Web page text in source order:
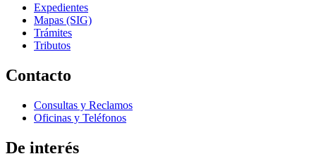
Expedientes
Mapas (SIG)
Trámites
Tributos
Contacto
Consultas y Reclamos
Oficinas y Teléfonos
De interés